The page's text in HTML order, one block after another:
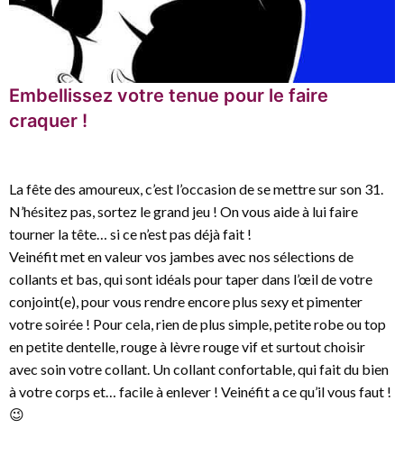
Embellissez votre tenue pour le faire
craquer !
La fête des amoureux, c’est l’occasion de se mettre sur son 31.
N’hésitez pas, sortez le grand jeu ! On vous aide à lui faire
tourner la tête… si ce n’est pas déjà fait !
Veinéfit met en valeur vos jambes avec nos sélections de
collants et bas, qui sont idéals pour taper dans l’œil de votre
conjoint(e), pour vous rendre encore plus sexy et pimenter
votre soirée ! Pour cela, rien de plus simple, petite robe ou top
en petite dentelle, rouge à lèvre rouge vif et surtout choisir
avec soin votre collant. Un collant confortable, qui fait du bien
à votre corps et… facile à enlever ! Veinéfit a ce qu’il vous faut !
😉